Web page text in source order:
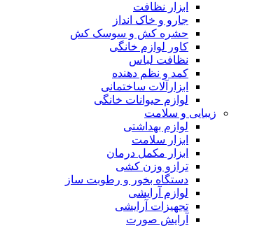
ابزار نظافت
جارو و خاک انداز
حشره کش و سوسک کش
کاور لوازم خانگی
نظافت لباس
کمد و نظم دهنده
ابزارآلات ساختمانی
لوازم حیوانات خانگی
زیبایی و سلامت
لوازم بهداشتی
ابزار سلامت
ابزار مکمل درمان
ترازو وزن کشی
دستگاه بخور و رطوبت ساز
لوازم آرایشی
تجهیزات آرایشی
آرایش صورت